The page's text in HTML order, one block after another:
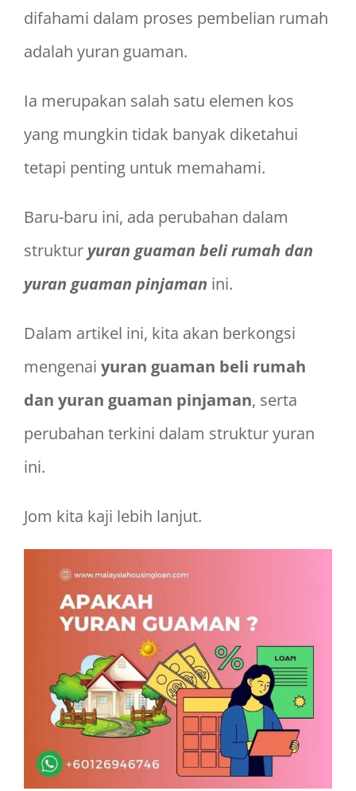
difahami dalam proses pembelian rumah
adalah yuran guaman.
Ia merupakan salah satu elemen kos
yang mungkin tidak banyak diketahui
tetapi penting untuk memahami.
Baru-baru ini, ada perubahan dalam
struktur yuran guaman beli rumah dan
yuran guaman pinjaman ini.
Dalam artikel ini, kita akan berkongsi
mengenai yuran guaman beli rumah
dan yuran guaman pinjaman, serta
perubahan terkini dalam struktur yuran
ini.
Jom kita kaji lebih lanjut.